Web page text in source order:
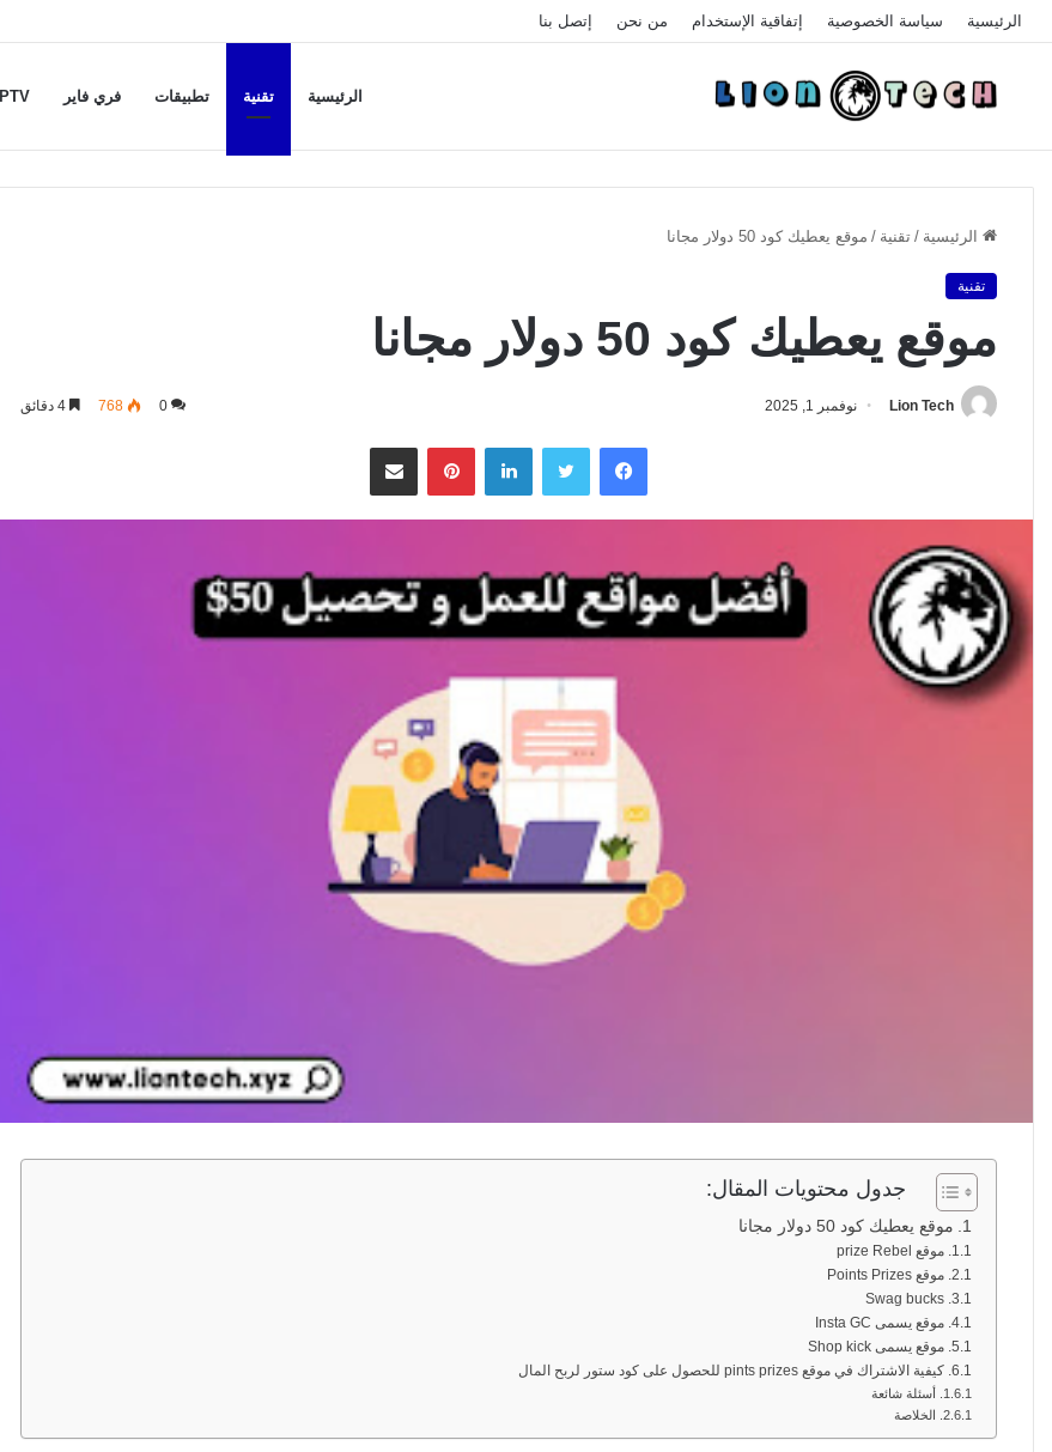
الرئيسية سياسة الخصوصية إتفاقية الإستخدام من نحن إتصل بنا
الرئيسية تقنية تطبيقات فري فاير IPTV
الرئيسية / تقنية / موقع يعطيك كود 50 دولار مجانا
تقنية
موقع يعطيك كود 50 دولار مجانا
Lion Tech نوفمبر 1, 2025 0
768
فيسبوك تويتر لينكدإن بينتيريستمشاركة عبر البريد
جدول محتويات المقال:
موقع يعطيك كود 50 دولار مجانا
موقع prize Rebel
موقع Points Prizes
Swag bucks
موقع يسمى Insta GC
موقع يسمى Shop kick
كيفية الاشتراك في موقع pints prizes للحصول على كود ستور لربح المال
أسئلة شائعة
الخلاصة